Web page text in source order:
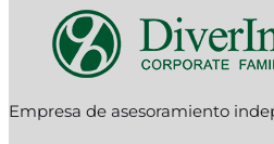
Empresa de asesoramiento